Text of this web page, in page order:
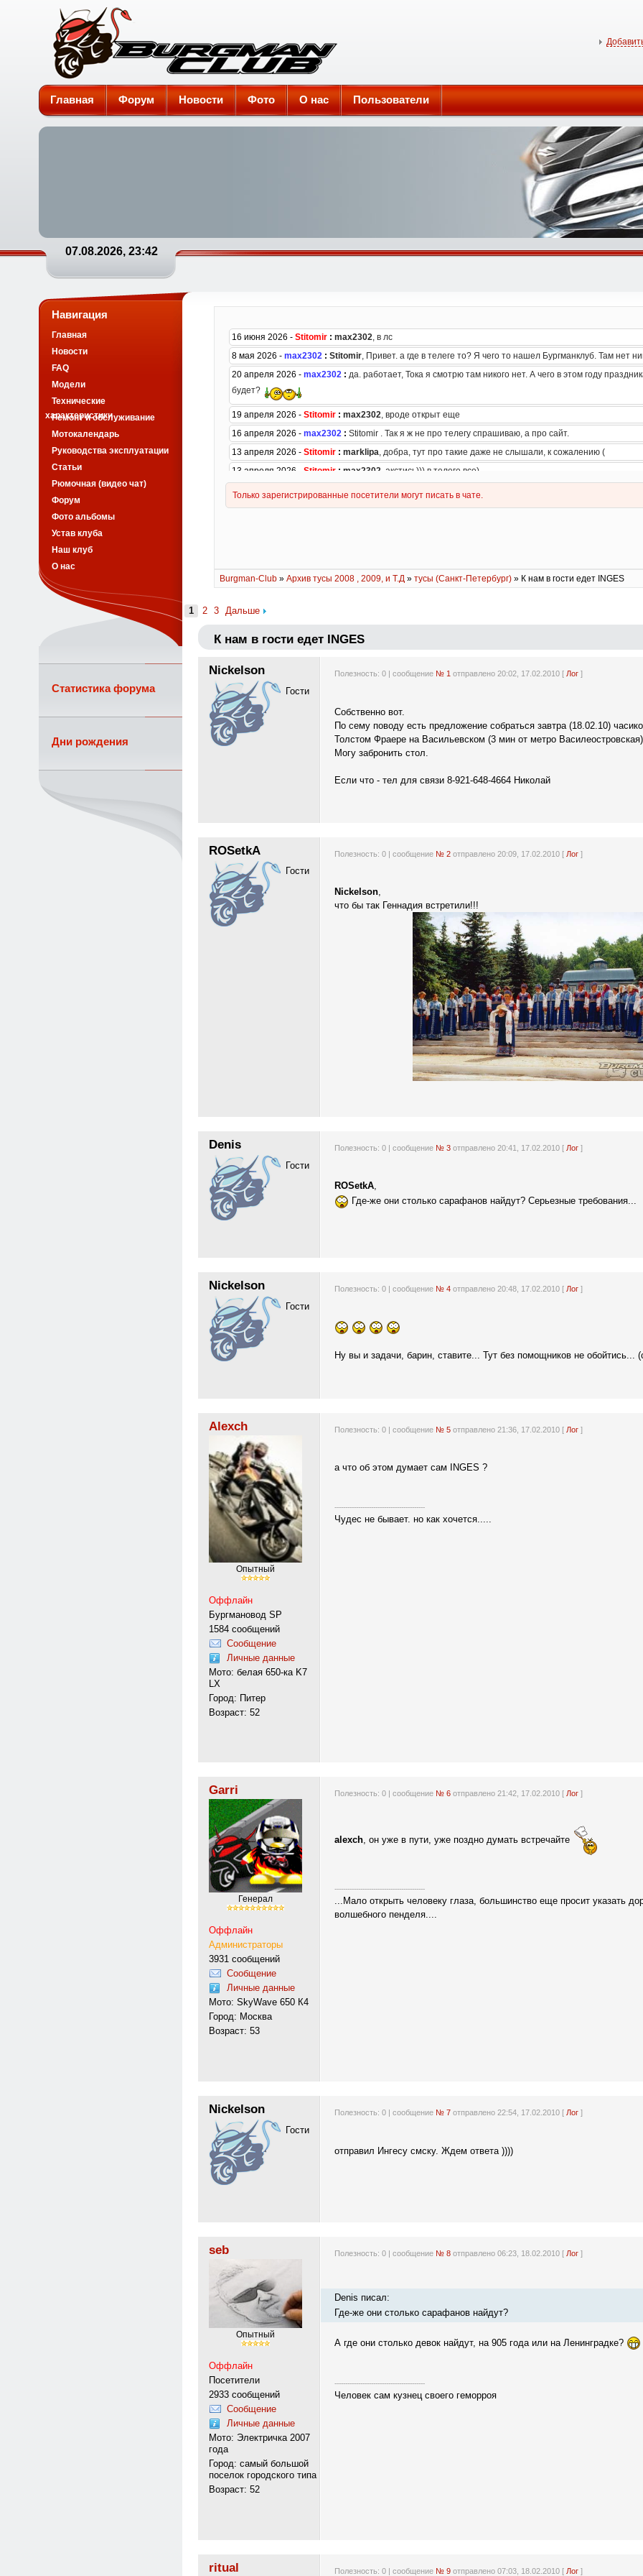
Burgman-Club
Главная Форум Новости Фото О нас Пользователи
07.08.2026, 23:42
Burgman-Club» Архив тусы 2008 , 2009, и Т.Д » тусы (Санкт-Петербург)» К нам в гости едет INGES
1 2 3 Дальше
К нам в гости едет INGES
Nickelson
Гости
Полезность: 0| сообщение № 1 отправлено 20:02, 17.02.2010 [ Лог]
Собственно вот.
По сему поводу есть предложение собраться завтра (18.02.10)
Толстом Фраере на Васильевском (3 мин от метро Василеостровская)
Могу забронить стол.
Если что - тел для связи 8-921-648-4664 Николай
ROSetkA
Гости
Полезность: 0| сообщение № 2отправлено 20:09, 17.02.2010 [ Лог]
Nickelson,
что бы так Геннадия встретили!!!
Denis
Гости
Полезность: 0| сообщение № 3отправлено 20:41, 17.02.2010 [ Лог]
ROSetkA,
Где-же они столько сарафанов найдут? Серьезные требования...
Nickelson
Гости
Полезность: 0| сообщение № 4отправлено 20:48, 17.02.2010 [ Лог]
Ну вы и задачи, барин, ставите... Тут без помощников не обойтись...
Alexch
Опытный
Оффлайн
Бургмановод SP
1584 сообщений
Сообщение
Личные данные
Мото: белая 650-ка K7
LX
Город: Питер
Возраст: 52
Полезность: 0| сообщение № 5отправлено 21:36, 17.02.2010 [ Лог]
а что об этом думает сам INGES ?
------------------------------------------
Чудес не бывает. но как хочется.....
Garri
Генерал
Оффлайн
Администраторы
3931 сообщений
Сообщение
Личные данные
Мото: SkyWave 650 К4
Город: Москва
Возраст: 53
Полезность: 0| сообщение № 6отправлено 21:42, 17.02.2010 [ Лог]
alexch, он уже в пути, уже поздно думать встречайте
------------------------------------------
...Мало открыть человеку глаза, большинство еще просит указать
волшебного пенделя....
Nickelson
Гости
Полезность: 0| сообщение № 7отправлено 22:54, 17.02.2010 [ Лог]
отправил Ингесу смску. Ждем ответа ))))
seb
Опытный
Оффлайн
Посетители
2933 сообщений
Сообщение
Личные данные
Мото: Электричка 2007
года
Город: самый большой
поселок городского типа
Возраст: 52
Полезность: 0| сообщение № 8отправлено 06:23, 18.02.2010 [ Лог]
Denis писал:
Где-же они столько сарафанов найдут?
А где они столько девок найдут, на 905 года или на Ленинградке?
------------------------------------------
Человек сам кузнец своего геморроя
ritual Полезность: 0| сообщение № 9отправлено 07:03, 18.02.2010 [ Лог]
Навигация
Главная
Новости
FAQ
Модели
Технические
характеристики
Ремонт и обслуживание
Мотокалендарь
Руководства эксплуатации
Статьи
Рюмочная (видео чат)
Форум
Фото альбомы
Устав клуба
Наш клуб
О нас
Статистика форума
Дни рождения